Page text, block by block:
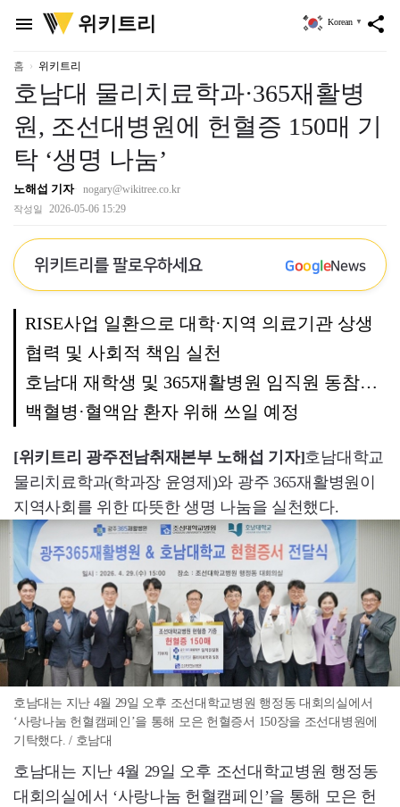
menu
위
키
리
위키트리 share
Korean ▼
홈 위키트리
호남대 물리치료학과·365재활병
원, 조선대병원에 헌혈증 150매 기
탁 ‘생명 나눔’
노해섭 기자 nogary@wikitree.co.kr
작성일 2026-05-06 15:29
위키트리를 팔로우하세요 GoogleNews
RISE사업 일환으로 대학·지역 의료기관 상생
협력 및 사회적 책임 실천
호남대 재학생 및 365재활병원 임직원 동참…
백혈병·혈액암 환자 위해 쓰일 예정
[위키트리 광주전남취재본부 노해섭 기자]호남대학교
물리치료학과(학과장 윤영제)와 광주 365재활병원이
지역사회를 위한 따뜻한 생명 나눔을 실천했다.
호남대는 지난 4월 29일 오후 조선대학교병원 행정동 대회의실에서
‘사랑나눔 헌혈캠페인’을 통해 모은 헌혈증서 150장을 조선대병원에
기탁했다. / 호남대
호남대는 지난 4월 29일 오후 조선대학교병원 행정동
대회의실에서 ‘사랑나눔 헌혈캠페인’을 통해 모은 헌